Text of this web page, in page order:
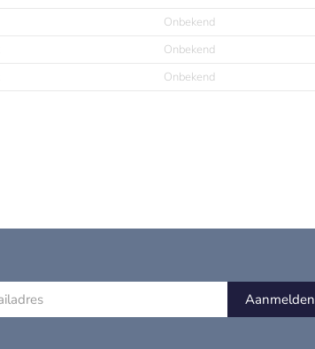
Onbekend
Onbekend
Onbekend
Aanmelden